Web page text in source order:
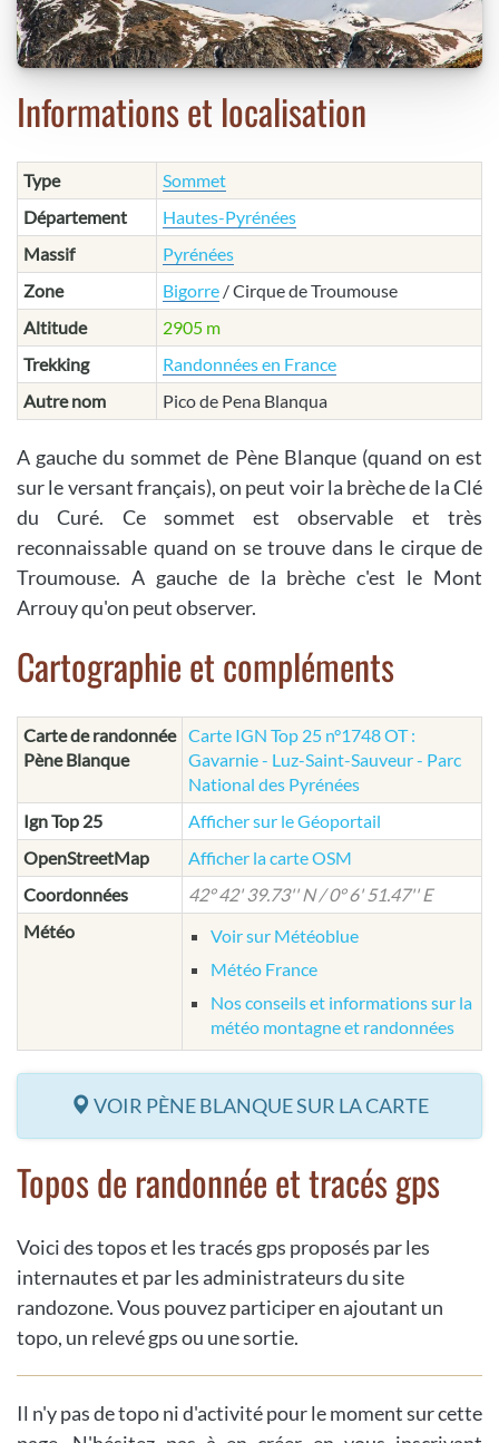
Informations et localisation
Type
Sommet
Département
Hautes-Pyrénées
Massif
Pyrénées
Zone
Bigorre / Cirque de Troumouse
Altitude
2905 m
Trekking
Randonnées en France
Autre nom
Pico de Pena Blanqua
A gauche du sommet de Pène Blanque (quand on est
sur le versant français), on peut voir la brèche de la Clé
du Curé. Ce sommet est observable et très
reconnaissable quand on se trouve dans le cirque de
Troumouse. A gauche de la brèche c'est le Mont
Arrouy qu'on peut observer.
Cartographie et compléments
Carte de randonnée
Pène Blanque
Carte IGN Top 25 n°1748 OT :
Gavarnie - Luz-Saint-Sauveur - Parc
National des Pyrénées
Ign Top 25
Afficher sur le Géoportail
OpenStreetMap
Afficher la carte OSM
Coordonnées
42° 42' 39.73'' N / 0° 6' 51.47'' E
Météo
Voir sur Météoblue
Météo France
Nos conseils et informations sur la
météo montagne et randonnées
VOIR PÈNE BLANQUE SUR LA CARTE
Topos de randonnée et tracés gps
Voici des topos et les tracés gps proposés par les
internautes et par les administrateurs du site
randozone. Vous pouvez participer en ajoutant un
topo, un relevé gps ou une sortie.
Il n'y pas de topo ni d'activité pour le moment sur cette